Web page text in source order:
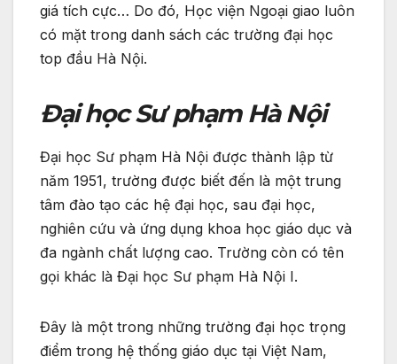
giá tích cực… Do đó, Học viện Ngoại giao luôn
có mặt trong danh sách các trường đại học
top đầu Hà Nội.
Đại học Sư phạm Hà Nội
Đại học Sư phạm Hà Nội được thành lập từ
năm 1951, trường được biết đến là một trung
tâm đào tạo các hệ đại học, sau đại học,
nghiên cứu và ứng dụng khoa học giáo dục và
đa ngành chất lượng cao. Trường còn có tên
gọi khác là Đại học Sư phạm Hà Nội I.
Đây là một trong những trường đại học trọng
điểm trong hệ thống giáo dục tại Việt Nam,